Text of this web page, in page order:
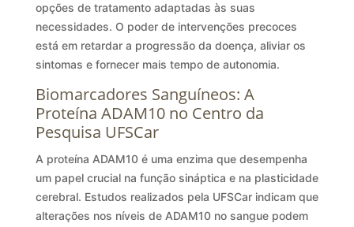
opções de tratamento adaptadas às suas
necessidades. O poder de intervenções precoces
está em retardar a progressão da doença, aliviar os
sintomas e fornecer mais tempo de autonomia.
Biomarcadores Sanguíneos: A
Proteína ADAM10 no Centro da
Pesquisa UFSCar
A proteína ADAM10 é uma enzima que desempenha
um papel crucial na função sináptica e na plasticidade
cerebral. Estudos realizados pela UFSCar indicam que
alterações nos níveis de ADAM10 no sangue podem